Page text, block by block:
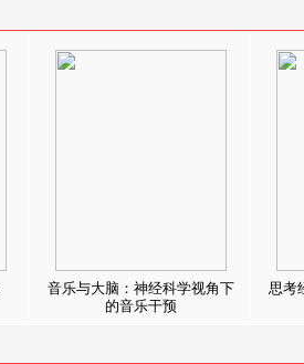
音乐与大脑：神经科学视角下
的音乐干预
思考